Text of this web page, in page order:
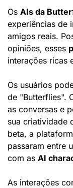
Os AIs da
experiências de
amigos reais.
opiniões, esses
interações ricas
Os usuários
de "Butterflies".
as conversas e
sua criatividade
beta, a
passaram entre
com as AI
As interações